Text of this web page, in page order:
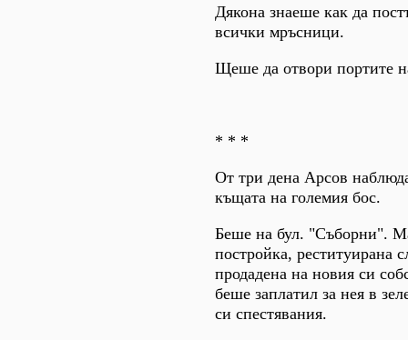
Дякона знаеше как да
всички мръсници.
Щеше да отвори портите
* * *
От три дена Арсов
къщата на големия бос.
Беше на бул. "Съборни".
постройка, реституирана
продадена на новия си
беше заплатил за нея в
си спестявания.